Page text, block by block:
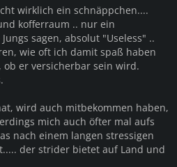
wirklich ein schnäppchen....
kofferraum .. nur ein
sagen, absolut "Useless" ..
wie oft ich damit spaß haben
er versicherbar sein wird.
wird auch mitbekommen haben,
mich auch öfter mal aufs
nach einem langen stressigen
der strider bietet auf Land und